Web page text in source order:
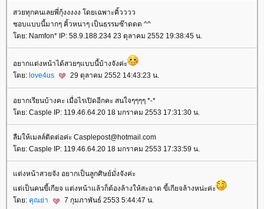
สวยทุกคนเลยพี่กุ้งงงงง โดยเฉพาะคิ้วววว
ชอบแบบนี้มากๆ คิ้วหนาๆ เป็นธรรมซ๊าดดด ^^
ดย: Namfon* IP: 58.9.188.234 23 ตุลาคม 2552 19:38:45 น.
อยากแต่งหน้าได้สวยๆแบบนี้บ้างจังค่ะ
ดย: love4us 29 ตุลาคม 2552 14:43:23 น.
อยากเรียนบ้างคะ เมื่อไรเปิดอีกคะ สนใจๆๆๆๆ *-*
ดย: Casple IP: 119.46.64.20 18 มกราคม 2553 17:31:30 น.
ลืมให้เมลล์ติดต่อค่ะ Casplepost@hotmail.com
ดย: Casple IP: 119.46.64.20 18 มกราคม 2553 17:33:59 น.
ต่งหน้าสวยจัง อยากเป็นลูกศิษย์มั่งจังค่ะ
ต่เป็นคนขี้เกียจ แต่งหน้าแล้วก็ต้องล้างให้สะอาด ขี้เกียจล้างหน่ะค่ะ
ดย: คุณย่า 7 กุมภาพันธ์ 2553 5:44:47 น.